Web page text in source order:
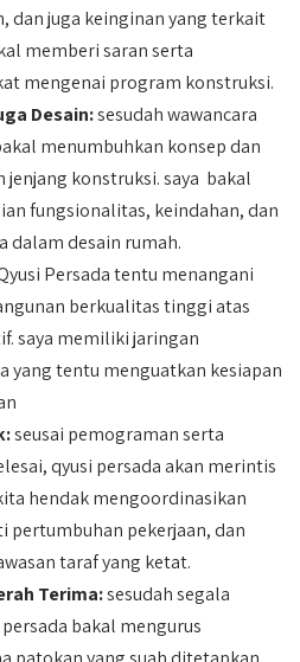
dan juga keinginan yang terkait
memberi saran serta
mengenai program konstruksi.
Desain:sesudah wawancara
menumbuhkan konsep dan
jenjang konstruksi. saya bakal
fungsionalitas, keindahan, dan
dalam desain rumah.
Persada tentu menangani
berkualitas tinggi atas
saya memiliki jaringan
yang tentu menguatkan kesiapan
seusai pemograman serta
qyusi persada akan merintis
hendak mengoordinasikan
pertumbuhan pekerjaan, dan
taraf yang ketat.
Terima:sesudah segala
bakal mengurus